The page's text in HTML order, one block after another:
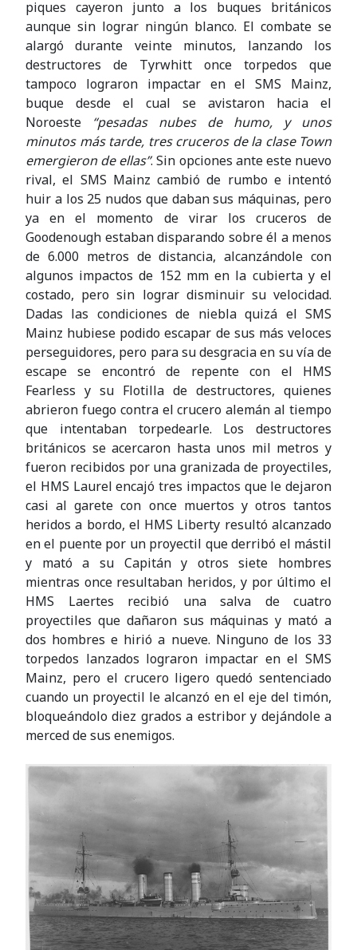
piques cayeron junto a los buques británicos
aunque sin lograr ningún blanco. El combate se
alargó durante veinte minutos, lanzando los
destructores de Tyrwhitt once torpedos que
tampoco lograron impactar en el SMS Mainz,
buque desde el cual se avistaron hacia el
Noroeste “pesadas nubes de humo, y unos
minutos más tarde, tres cruceros de la clase Town
emergieron de ellas”. Sin opciones ante este nuevo
rival, el SMS Mainz cambió de rumbo e intentó
huir a los 25 nudos que daban sus máquinas, pero
ya en el momento de virar los cruceros de
Goodenough estaban disparando sobre él a menos
de 6.000 metros de distancia, alcanzándole con
algunos impactos de 152 mm en la cubierta y el
costado, pero sin lograr disminuir su velocidad.
Dadas las condiciones de niebla quizá el SMS
Mainz hubiese podido escapar de sus más veloces
perseguidores, pero para su desgracia en su vía de
escape se encontró de repente con el HMS
Fearless y su Flotilla de destructores, quienes
abrieron fuego contra el crucero alemán al tiempo
que intentaban torpedearle. Los destructores
británicos se acercaron hasta unos mil metros y
fueron recibidos por una granizada de proyectiles,
el HMS Laurel encajó tres impactos que le dejaron
casi al garete con once muertos y otros tantos
heridos a bordo, el HMS Liberty resultó alcanzado
en el puente por un proyectil que derribó el mástil
y mató a su Capitán y otros siete hombres
mientras once resultaban heridos, y por último el
HMS Laertes recibió una salva de cuatro
proyectiles que dañaron sus máquinas y mató a
dos hombres e hirió a nueve. Ninguno de los 33
torpedos lanzados lograron impactar en el SMS
Mainz, pero el crucero ligero quedó sentenciado
cuando un proyectil le alcanzó en el eje del timón,
bloqueándolo diez grados a estribor y dejándole a
merced de sus enemigos.